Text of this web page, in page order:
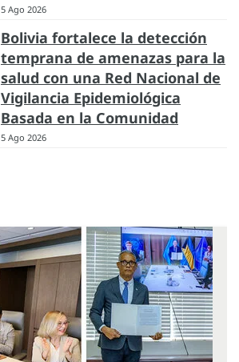
5 Ago 2026
Bolivia fortalece la detección
temprana de amenazas para la
salud con una Red Nacional de
Vigilancia Epidemiológica
Basada en la Comunidad
5 Ago 2026